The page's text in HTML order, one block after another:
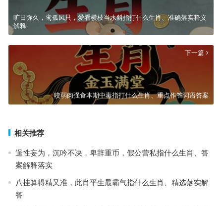
旷日弥久，鸾孤凤只，爱看横枝当水斜指打什么生肖、准确落实释义
解释
下一篇
咬弱肉强食本期中毒指打什么生肖、重点作答词语答案
相关推荐
逞性妄为，沉吟不决，卑辞重币，假公营私指什么生肖、答
案解释落实
八挂算得精又准，此肖平生最霸气指什么生肖、精选落实解
答